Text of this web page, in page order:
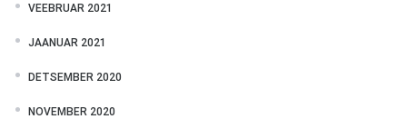
VEEBRUAR 2021
JAANUAR 2021
DETSEMBER 2020
NOVEMBER 2020